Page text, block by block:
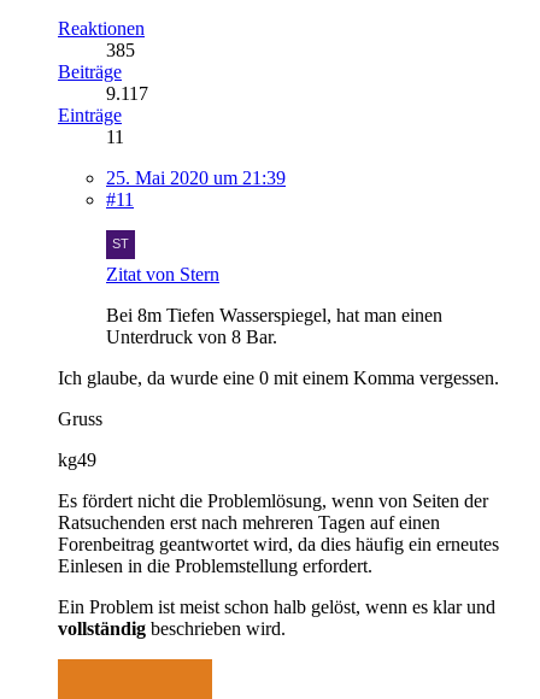
Reaktionen
385
Beiträge
9.117
Einträge
11
25. Mai 2020 um 21:39
#11
Zitat von Stern
Bei 8m Tiefen Wasserspiegel, hat man einen
Unterdruck von 8 Bar.
Ich glaube, da wurde eine 0 mit einem Komma vergessen.
Gruss
kg49
Es fördert nicht die Problemlösung, wenn von Seiten der
Ratsuchenden erst nach mehreren Tagen auf einen
Forenbeitrag geantwortet wird, da dies häufig ein erneutes
Einlesen in die Problemstellung erfordert.
Ein Problem ist meist schon halb gelöst, wenn es klar und
vollständig beschrieben wird.